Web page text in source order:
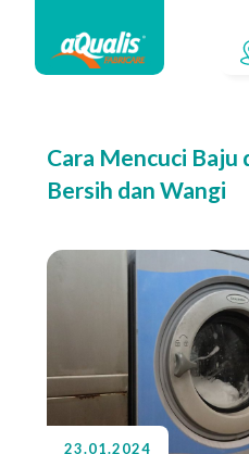
Cara Mencuci Baju
Bersih dan Wangi
23.01.2024